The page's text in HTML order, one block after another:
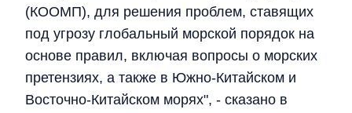
(КООМП), для решения проблем, ставящих
под угрозу глобальный морской порядок на
основе правил, включая вопросы о морских
претензиях, а также в Южно-Китайском и
Восточно-Китайском морях", - сказано в